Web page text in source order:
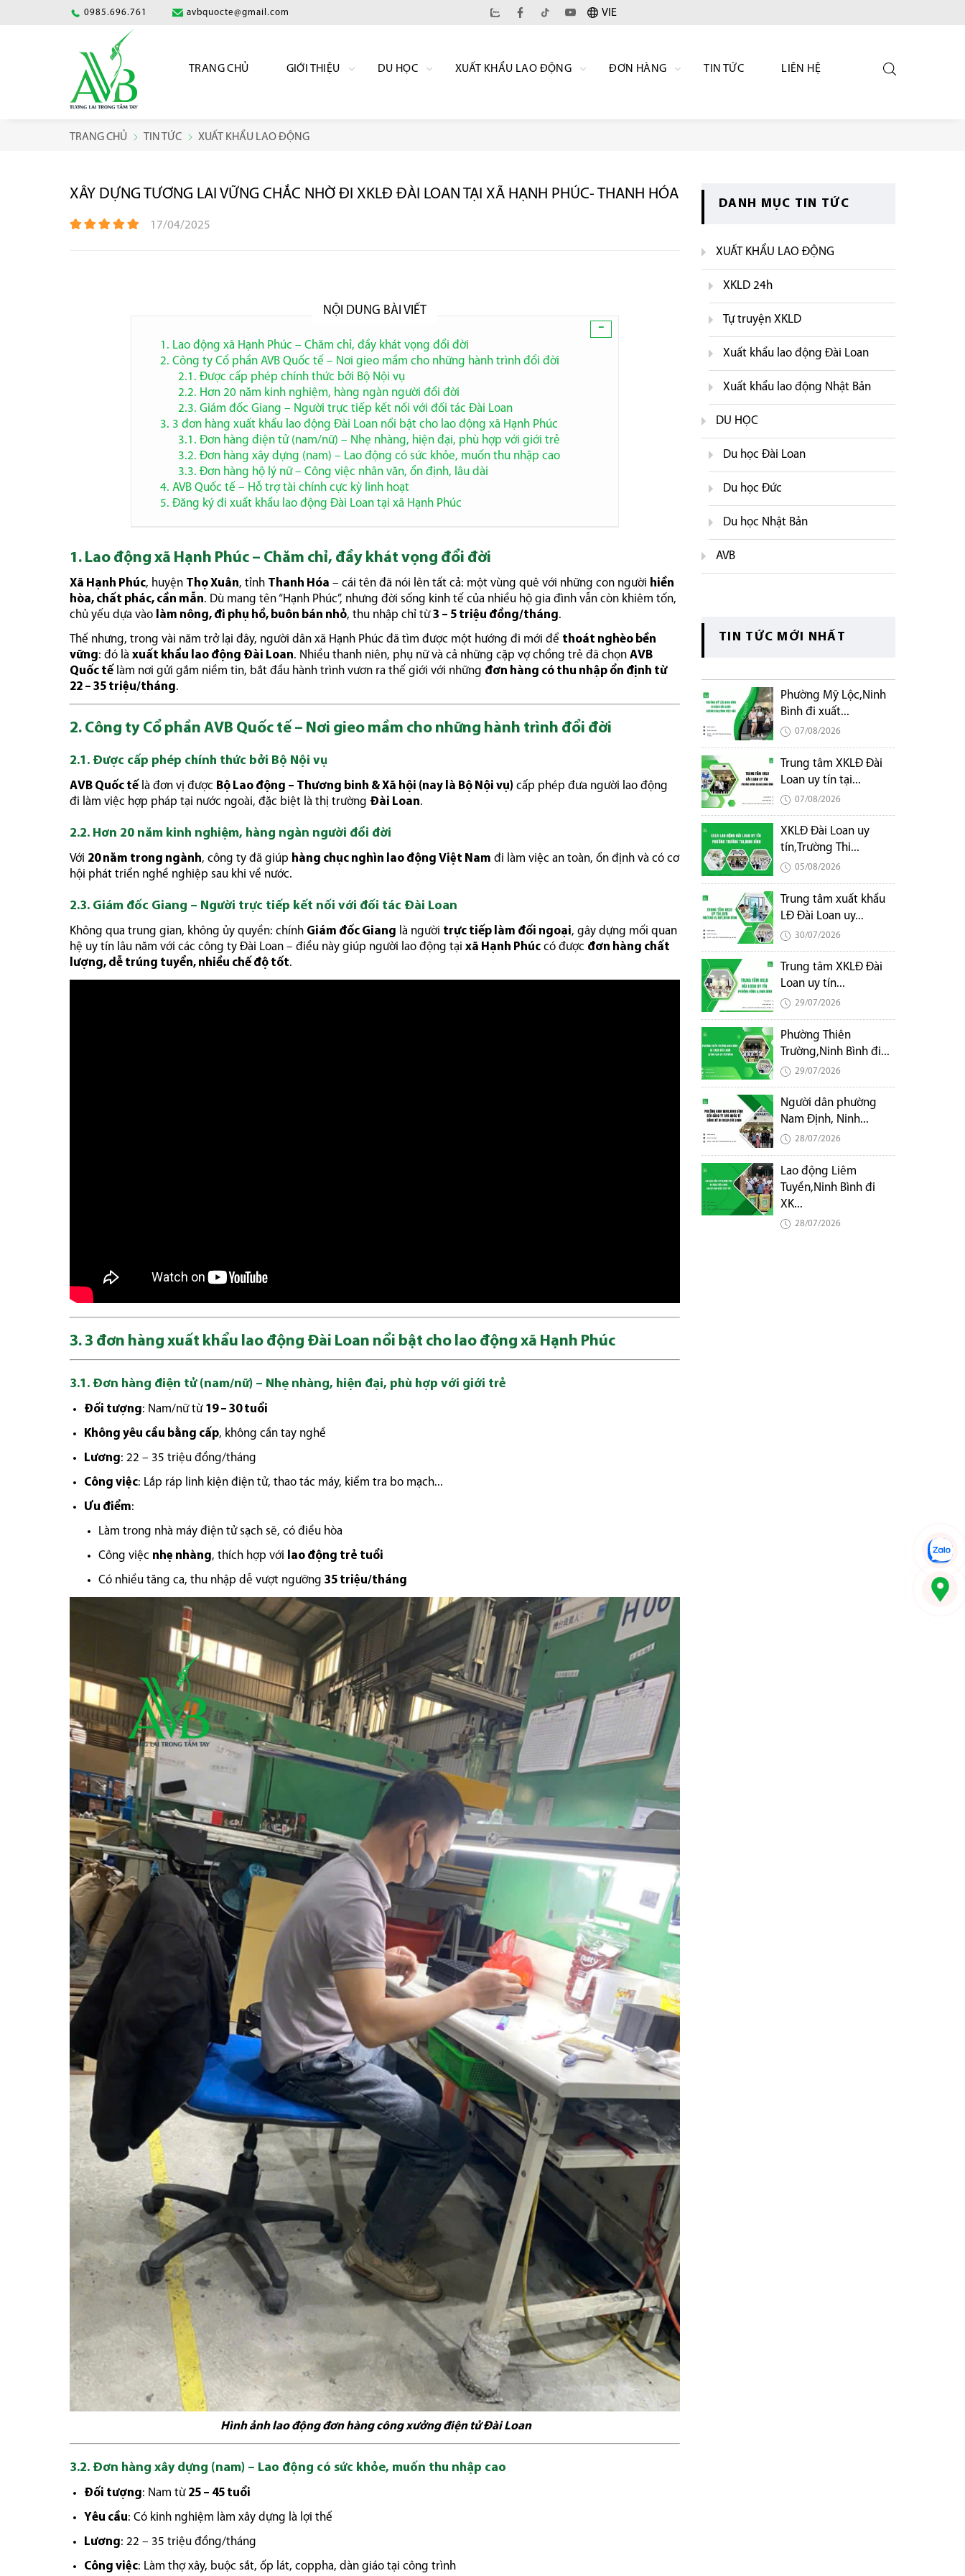
0985.696.761 avbquocte@gmail.com VIE
TRANG CHỦ GIỚI THIỆU DU HỌC XUẤT KHẨU LAO ĐỘNG ĐƠN HÀNG TIN TỨC LIÊN HỆ
TRANG CHỦ TIN TỨC XUẤT KHẨU LAO ĐỘNG
XÂY DỰNG TƯƠNG LAI VỮNG CHẮC NHỜ ĐI XKLĐ ĐÀI LOAN TẠI XÃ HẠNH PHÚC- THANH HÓA
17/04/2025
-
NỘI DUNG BÀI VIẾT
1. Lao động xã Hạnh Phúc – Chăm chỉ, đầy khát vọng đổi đời
2. Công ty Cổ phần AVB Quốc tế – Nơi gieo mầm cho những hành trình đổi đời
2.1. Được cấp phép chính thức bởi Bộ Nội vụ
2.2. Hơn 20 năm kinh nghiệm, hàng ngàn người đổi đời
2.3. Giám đốc Giang – Người trực tiếp kết nối với đối tác Đài Loan
3. 3 đơn hàng xuất khẩu lao động Đài Loan nổi bật cho lao động xã Hạnh Phúc
3.1. Đơn hàng điện tử (nam/nữ) – Nhẹ nhàng, hiện đại, phù hợp với giới trẻ
3.2. Đơn hàng xây dựng (nam) – Lao động có sức khỏe, muốn thu nhập cao
3.3. Đơn hàng hộ lý nữ – Công việc nhân văn, ổn định, lâu dài
4. AVB Quốc tế – Hỗ trợ tài chính cực kỳ linh hoạt
5. Đăng ký đi xuất khẩu lao động Đài Loan tại xã Hạnh Phúc
1. Lao động xã Hạnh Phúc – Chăm chỉ, đầy khát vọng đổi đời
Xã Hạnh Phúc, huyện Thọ Xuân, tỉnh Thanh Hóa – cái tên đã nói lên tất cả: một vùng quê với những con người hiền
hòa, chất phác, cần mẫn. Dù mang tên “Hạnh Phúc”, nhưng đời sống kinh tế của nhiều hộ gia đình vẫn còn khiêm tốn,
chủ yếu dựa vào làm nông, đi phụ hồ, buôn bán nhỏ, thu nhập chỉ từ3 – 5 triệu đồng/tháng.
Thế nhưng, trong vài năm trở lại đây, người dân xã Hạnh Phúc đã tìm được một hướng đi mới để thoát nghèo bền
vững: đó là xuất khẩu lao động Đài Loan. Nhiều thanh niên, phụ nữ và cả những cặp vợ chồng trẻ đã chọn AVB
Quốc tế làm nơi gửi gắm niềm tin, bắt đầu hành trình vươn ra thế giới với những đơn hàng có thu nhập ổn định từ
22 – 35 triệu/tháng.
2. Công ty Cổ phần AVB Quốc tế – Nơi gieo mầm cho những hành trình đổi đời
2.1. Được cấp phép chính thức bởi Bộ Nội vụ
AVB Quốc tế là đơn vị được Bộ Lao động – Thương binh & Xã hội (nay là Bộ Nội vụ) cấp phép đưa người lao động
đi làm việc hợp pháp tại nước ngoài, đặc biệt là thị trường Đài Loan.
2.2. Hơn 20 năm kinh nghiệm, hàng ngàn người đổi đời
Với 20 năm trong ngành, công ty đã giúp hàng chục nghìn lao động Việt Nam đi làm việc an toàn, ổn định và có cơ
hội phát triển nghề nghiệp sau khi về nước.
2.3. Giám đốc Giang – Người trực tiếp kết nối với đối tác Đài Loan
Không qua trung gian, không ủy quyền: chính Giám đốc Giang là người trực tiếp làm đối ngoại, gây dựng mối quan
hệ uy tín lâu năm với các công ty Đài Loan – điều này giúp người lao động tại xã Hạnh Phúc có được đơn hàng chất
lượng, dễ trúng tuyển, nhiều chế độ tốt.
3. 3 đơn hàng xuất khẩu lao động Đài Loan nổi bật cho lao động xã Hạnh Phúc
3.1. Đơn hàng điện tử (nam/nữ) – Nhẹ nhàng, hiện đại, phù hợp với giới trẻ
Đối tượng: Nam/nữ từ 19 – 30 tuổi
Không yêu cầu bằng cấp, không cần tay nghề
Lương: 22 – 35 triệu đồng/tháng
Công việc: Lắp ráp linh kiện điện tử, thao tác máy, kiểm tra bo mạch...
Ưu điểm:
Làm trong nhà máy điện tử sạch sẽ, có điều hòa
Công việc nhẹ nhàng, thích hợp với
lao động trẻ tuổi
Có nhiều tăng ca, thu nhập dễ vượt ngưỡng 35 triệu/tháng
Hình ảnh lao động đơn hàng công xưởng điện tử Đài Loan
3.2. Đơn hàng xây dựng (nam) – Lao động có sức khỏe, muốn thu nhập cao
Đối tượng: Nam từ 25 – 45 tuổi
Yêu cầu: Có kinh nghiệm làm xây dựng là lợi thế
Lương: 22 – 35 triệu đồng/tháng
Công việc: Làm thợ xây, buộc sắt, ốp lát, coppha, dàn giáo tại công trình
DANH MỤC TIN TỨC
XUẤT KHẨU LAO ĐỘNG
XKLD 24h
Tự truyện XKLD
Xuất khẩu lao động Đài Loan
Xuất khẩu lao động Nhật Bản
DU HỌC
Du học Đài Loan
Du học Đức
Du học Nhật Bản
AVB
TIN TỨC MỚI NHẤT
Phường Mỹ Lộc,Ninh
Bình đi xuất...
07/08/2026
Trung tâm XKLĐ Đài
Loan uy tín tại...
07/08/2026
XKLĐ Đài Loan uy
tín,Trường Thi...
05/08/2026
Trung tâm xuất khẩu
LĐ Đài Loan uy...
30/07/2026
Trung tâm XKLĐ Đài
Loan uy tín...
29/07/2026
Phường Thiên
Trường,Ninh Bình đi...
29/07/2026
Người dân phường
Nam Định, Ninh...
28/07/2026
Lao động Liêm
Tuyền,Ninh Bình đi
XK...
28/07/2026